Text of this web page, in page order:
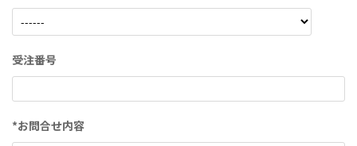
受注番号
*お問合せ内容